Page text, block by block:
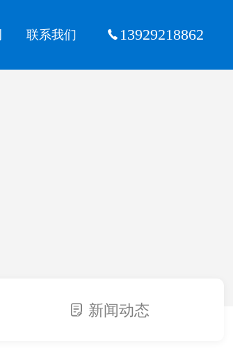
联系我们 13929218862
新闻动态